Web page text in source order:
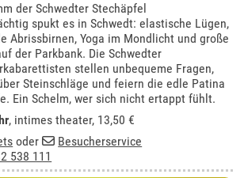
der Schwedter Stechäpfel
spukt es in Schwedt: elastische Lügen,
Abrissbirnen, Yoga im Mondlicht und große
der Parkbank. Die Schwedter
stellen unbequeme Fragen,
Steinschläge und feiern die edle Patina
Ein Schelm, wer sich nicht ertappt fühlt.
, intimes theater, 13,50 €
oder
Besucherservice
538 111